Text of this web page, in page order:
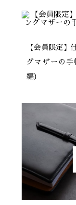
【会員限定】
グマザーの
編）